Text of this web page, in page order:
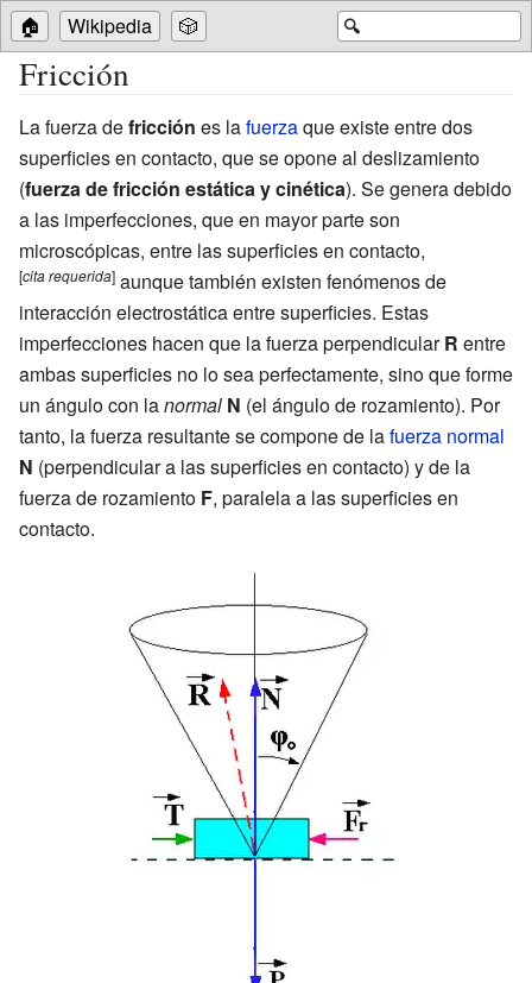
🔍
🏠 Wikipedia 🎲
Fricción
La fuerza defricción es lafuerzaque existe entre dos
superficies en contacto, que se opone al deslizamiento
(fuerza de fricción estática y cinética). Se genera debido
a las imperfecciones, que en mayor parte son
microscópicas, entre las superficies en contacto,
[citarequerida] aunque también existen fenómenos de
interacción electrostática entre superficies. Estas
imperfecciones hacen que la fuerza perpendicularR entre
ambas superficies no lo sea perfectamente, sino que forme
un ángulo con lanormal N (el ángulo de rozamiento). Por
tanto, la fuerza resultante se compone de lafuerza normal
N (perpendicular a las superficies en contacto) y de la
fuerza de rozamiento F, paralela a las superficies en
contacto.